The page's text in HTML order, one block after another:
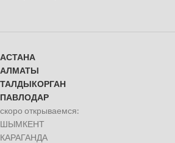
АСТАНА
АЛМАТЫ
ТАЛДЫКОРГАН
ПАВЛОДАР
скоро открываемся:
ШЫМКЕНТ
КАРАГАНДА